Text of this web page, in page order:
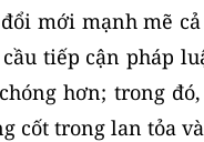
mới mạnh mẽ
tiếp cận pháp
hơn; trong
cốt trong lan tỏa